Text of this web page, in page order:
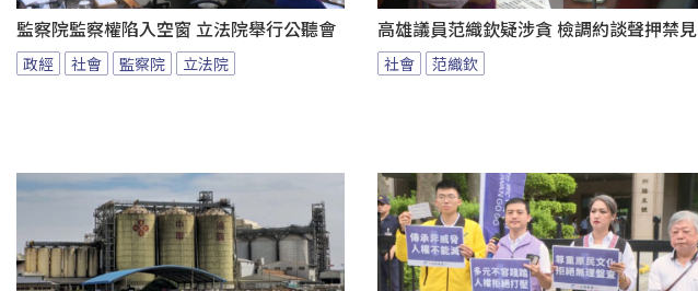
監察院監察權陷入空窗 立法院舉行公聽會
政經 社會 監察院 立法院
高雄議員范織欽疑涉貪 檢調約談聲押禁見
社會 范織欽